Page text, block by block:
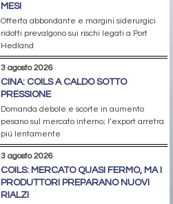
MESI
Offerta abbondante e margini siderurgici
ridotti prevalgono sui rischi legati a Port
Hedland
3 agosto 2026
CINA: COILS A CALDO SOTTO
PRESSIONE
Domanda debole e scorte in aumento
pesano sul mercato interno; l’export arretra
più lentamente
3 agosto 2026
COILS: MERCATO QUASI FERMO, MA I
PRODUTTORI PREPARANO NUOVI
RIALZI